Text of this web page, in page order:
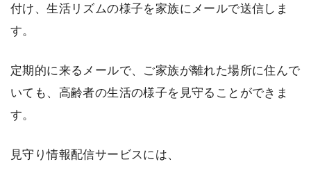
付け、生活リズムの様子を家族にメールで送信しま
す。
定期的に来るメールで、ご家族が離れた場所に住んで
いても、高齢者の生活の様子を見守ることができま
す。
見守り情報配信サービスには、